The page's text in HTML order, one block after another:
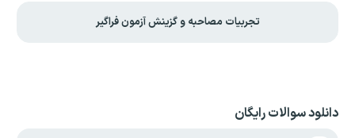
تجربیات مصاحبه و گزینش آزمون فراگیر
دانلود سوالات رایگان